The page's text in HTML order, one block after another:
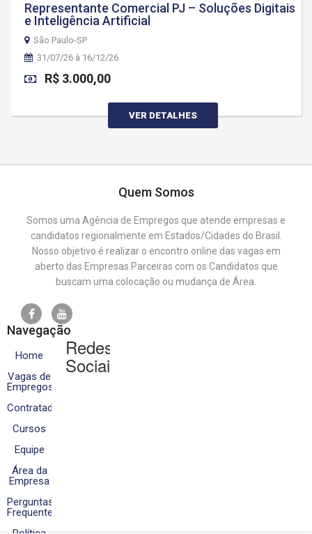
Representante Comercial PJ – Soluções Digitais
e Inteligência Artificial
São Paulo-SP
31/07/26 à 16/12/26
R$ 3.000,00
VER DETALHES
Quem Somos
Somos uma Agência de Empregos que atende empresas e
candidatos regionalmente em Estados/Cidades do Brasil.
Nosso objetivo é realizar o encontro online das vagas em
aberto das Empresas Parceiras com os Candidatos que
buscam uma colocação ou mudança de Área.
Navegação
Home
Vagas de
Empregos
Contratados
Cursos
Equipe
Área da
Empresa
Perguntas
Frequentes
Redes
Sociais